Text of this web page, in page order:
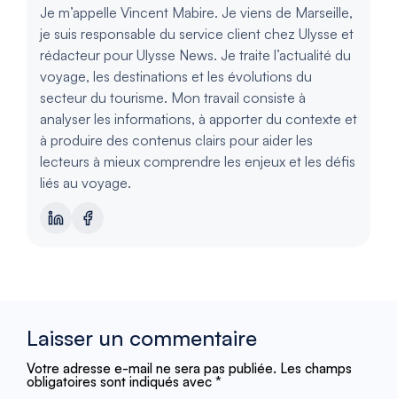
Je m’appelle Vincent Mabire. Je viens de Marseille,
je suis responsable du service client chez Ulysse et
rédacteur pour Ulysse News. Je traite l’actualité du
voyage, les destinations et les évolutions du
secteur du tourisme. Mon travail consiste à
analyser les informations, à apporter du contexte et
à produire des contenus clairs pour aider les
lecteurs à mieux comprendre les enjeux et les défis
liés au voyage.
Laisser un commentaire
Votre adresse e-mail ne sera pas publiée. Les champs
obligatoires sont indiqués avec *